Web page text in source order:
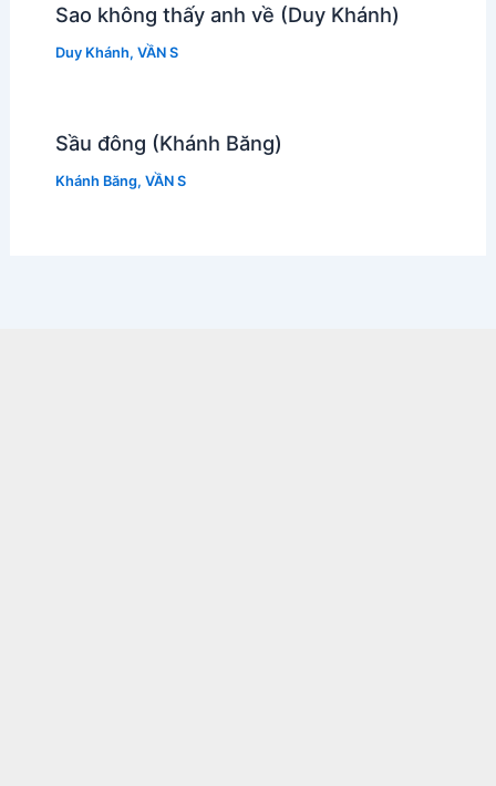
Sao không thấy anh về (Duy Khánh)
Duy Khánh, VẦN S
Sầu đông (Khánh Băng)
Khánh Băng, VẦN S